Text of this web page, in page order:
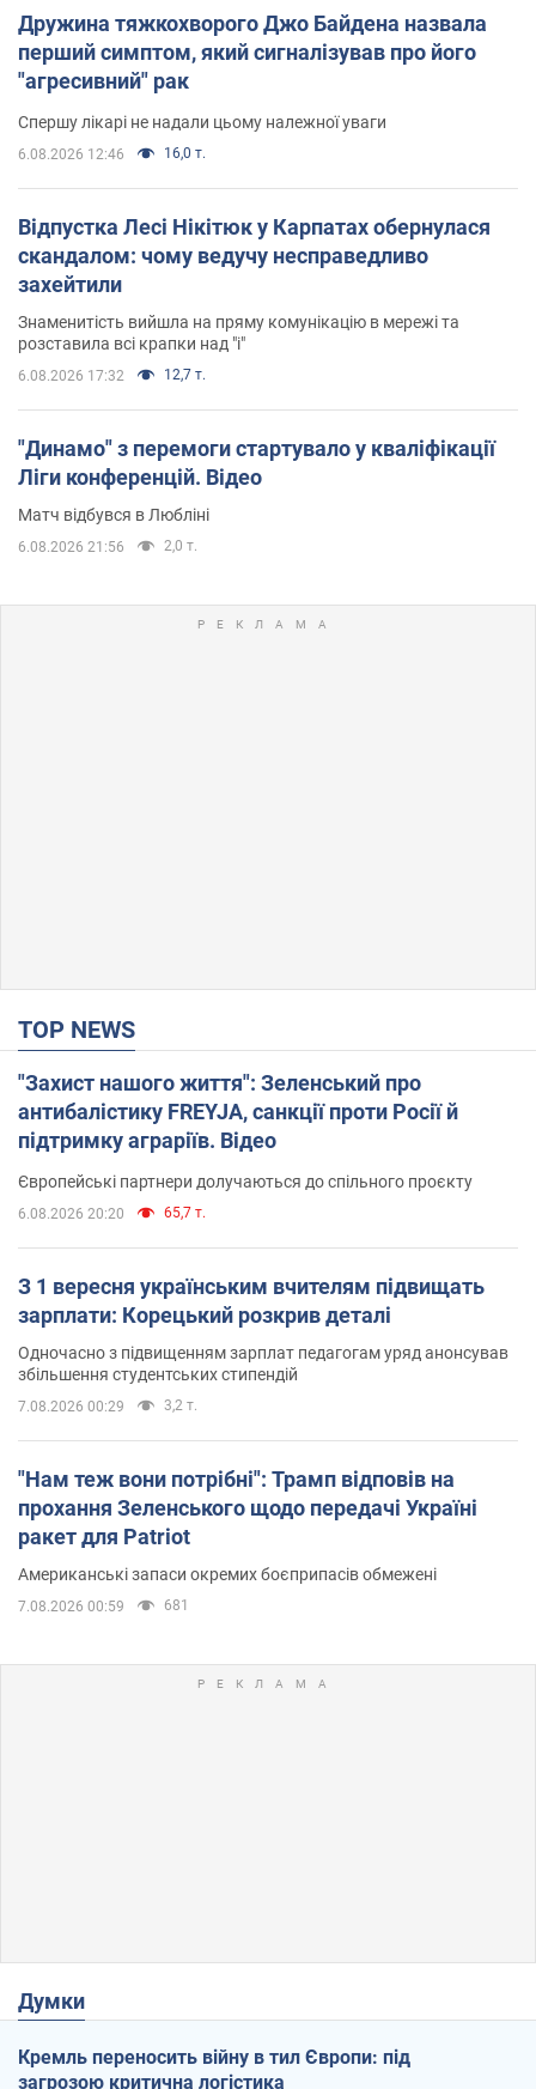
Дружина тяжкохворого Джо Байдена назвала
перший симптом, який сигналізував про його
"агресивний" рак
Спершу лікарі не надали цьому належної уваги
6.08.2026 12:46 16,0 т.
Відпустка Лесі Нікітюк у Карпатах обернулася
скандалом: чому ведучу несправедливо
захейтили
Знаменитість вийшла на пряму комунікацію в мережі та
розставила всі крапки над "і"
6.08.2026 17:32 12,7 т.
"Динамо" з перемоги стартувало у кваліфікації
Ліги конференцій. Відео
Матч відбувся в Любліні
6.08.2026 21:56 2,0 т.
TOP NEWS
"Захист нашого життя": Зеленський про
антибалістику FREYJA, санкції проти Росії й
підтримку аграріїв. Відео
Європейські партнери долучаються до спільного проєкту
6.08.2026 20:20 65,7 т.
З 1 вересня українським вчителям підвищать
зарплати: Корецький розкрив деталі
Одночасно з підвищенням зарплат педагогам уряд анонсував
збільшення студентських стипендій
7.08.2026 00:29 3,2 т.
"Нам теж вони потрібні": Трамп відповів на
прохання Зеленського щодо передачі Україні
ракет для Patriot
Американські запаси окремих боєприпасів обмежені
7.08.2026 00:59 681
Думки
Кремль переносить війну в тил Європи: під
загрозою критична логістика